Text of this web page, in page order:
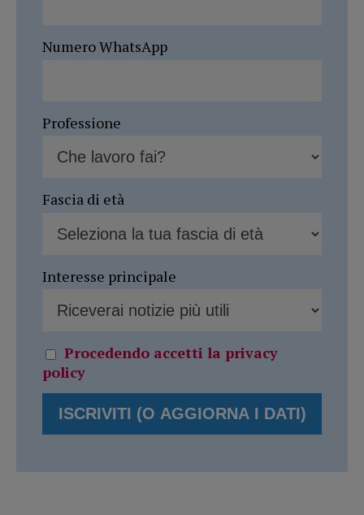
Numero WhatsApp
Professione
Fascia di età
Interesse principale
Procedendo accetti la privacy
policy